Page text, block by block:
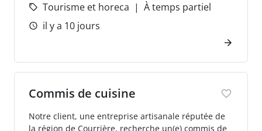
Tourisme et horeca
À temps partiel
il y a 10 jours
Commis de cuisine
Notre client, une entreprise artisanale réputée de
la région de Courrière, recherche un(e) commis de